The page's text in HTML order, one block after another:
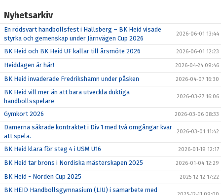
HEID CUPEN
STÖTTA BK HEID - BLI MEDLEM!
HANDBOLLSGYMNASIUM
DIGITALT MATCHPROGRAM
Nyhetsarkiv
En rödsvart handbollsfest i Hallsberg – BK Heid visade
styrka och gemenskap under Järnvägen Cup 2026
2026-06-01 13:44
BK Heid och BK Heid UF kallar till årsmöte 2026 2026-06-01 12:23
Heiddagen är här! 2026-04-24 09:46
BK Heid invaderade Fredrikshamn under påsken 2026-04-07 16:30
BK Heid vill mer än att bara utveckla duktiga
handbollsspelare
2026-03-27 16:06
Gymkort 2026 2026-03-06 08:33
Damerna säkrade kontraktet i Div 1 med två omgångar kvar
att spela.
2026-03-01 11:42
BK Heid klara för steg 4 i USM U16 2026-01-19 12:17
BK Heid tar brons i Nordiska mästerskapen 2025 2026-01-04 12:29
BK Heid - Norden Cup 2025 2025-12-12 17:22
BK HEID Handbollsgymnasium (LIU) i samarbete med